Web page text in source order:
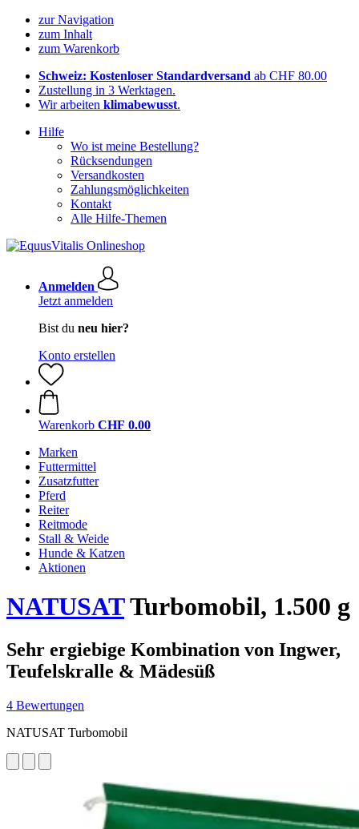
zur Navigation
zum Inhalt
zum Warenkorb
Schweiz: Kostenloser Standardversand ab CHF 80.00
Zustellung in 3 Werktagen.
Wir arbeiten klimabewusst.
Hilfe
Wo ist meine Bestellung?
Rücksendungen
Versandkosten
Zahlungsmöglichkeiten
Kontakt
Alle Hilfe-Themen
Anmelden
Jetzt anmelden
Bist du neu hier?
Konto erstellen
Warenkorb CHF 0.00
Marken
Futtermittel
Zusatzfutter
Pferd
Reiter
Reitmode
Stall & Weide
Hunde & Katzen
Aktionen
NATUSATTurbomobil, 1.500 g
Sehr ergiebige Kombination von Ingwer,
Teufelskralle & Mädesüß
4 Bewertungen
NATUSAT Turbomobil